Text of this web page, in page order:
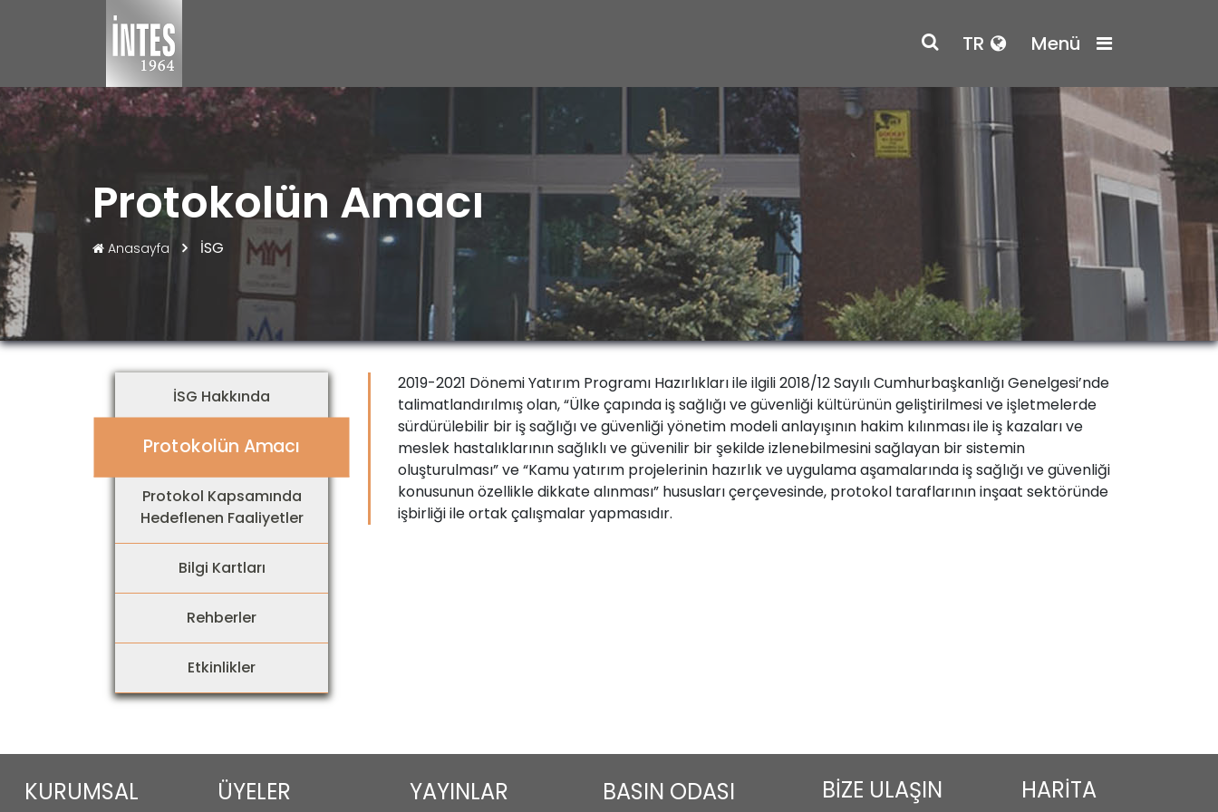
TR Menü
Protokolün Amacı
Anasayfa İSG
İSG Hakkında
Protokolün Amacı
Protokol Kapsamında
Hedeflenen Faaliyetler
Bilgi Kartları
Rehberler
Etkinlikler
2019-2021 Dönemi Yatırım Programı Hazırlıkları ile ilgili 2018/12 Sayılı Cumhurbaşkanlığı Genelgesi’nde
talimatlandırılmış olan, “Ülke çapında iş sağlığı ve güvenliği kültürünün geliştirilmesi ve işletmelerde
sürdürülebilir bir iş sağlığı ve güvenliği yönetim modeli anlayışının hakim kılınması ile iş kazaları ve
meslek hastalıklarının sağlıklı ve güvenilir bir şekilde izlenebilmesini sağlayan bir sistemin
oluşturulması” ve “Kamu yatırım projelerinin hazırlık ve uygulama aşamalarında iş sağlığı ve güvenliği
konusunun özellikle dikkate alınması” hususları çerçevesinde, protokol taraflarının inşaat sektöründe
işbirliği ile ortak çalışmalar yapmasıdır.
KURUMSAL ÜYELER YAYINLAR BASIN ODASI BİZE ULAŞIN HARİTA